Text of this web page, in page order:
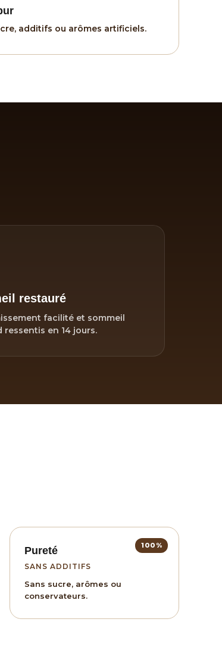
additifs ou arômes artificiels.
restauré
facilité et sommeil
ressentis en 14 jours.
100%
Pureté
SANS ADDITIFS
Sans sucre, arômes ou
conservateurs.